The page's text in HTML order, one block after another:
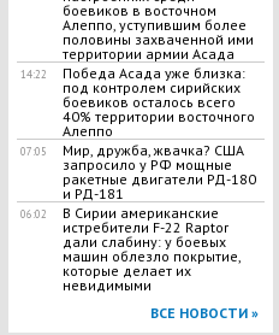
боевиков в восточном
Алеппо, уступившим более
половины захваченной ими
территории армии Асада
14:22
Победа Асада уже близка:
под контролем сирийских
боевиков осталось всего
40% территории восточного
Алеппо
07:05
Мир, дружба, жвачка? США
запросило у РФ мощные
ракетные двигатели РД-180
и РД-181
06:02
В Сирии американские
истребители F-22 Raptor
дали слабину: у боевых
машин облезло покрытие,
которые делает их
невидимыми
ВСЕ НОВОСТИ »